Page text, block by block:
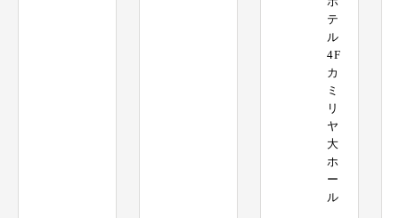
テ
ル
4F
カ
ミ
リ
ヤ
大
ホ
ー
ル